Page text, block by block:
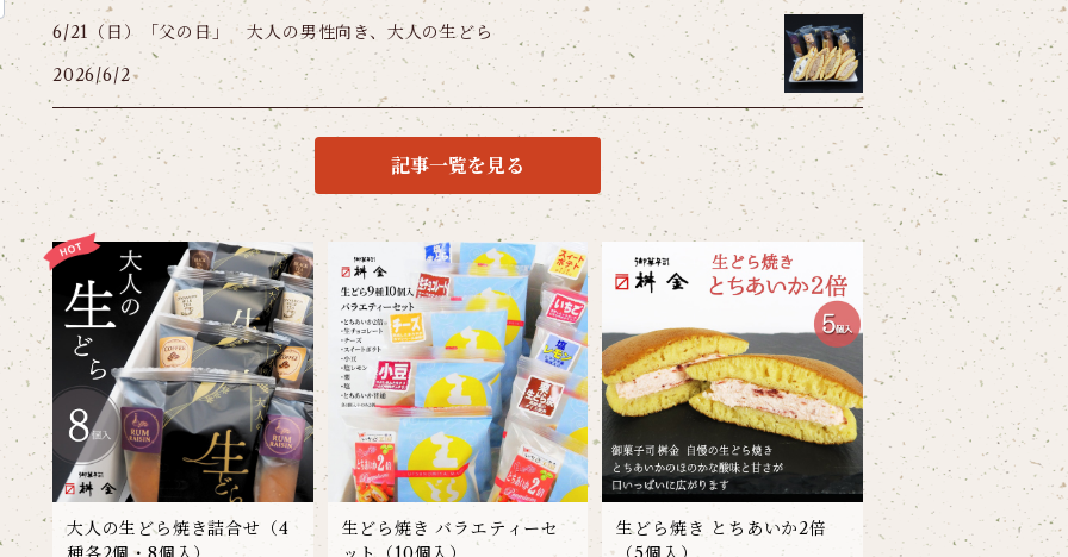
6/21（日）「父の日」 大人の男性向き、大人の生どら
2026/6/2
記事一覧を見る
大人の生どら焼き詰合せ（4
生どら焼き バラエティーセ
生どら焼き とちあいか2倍